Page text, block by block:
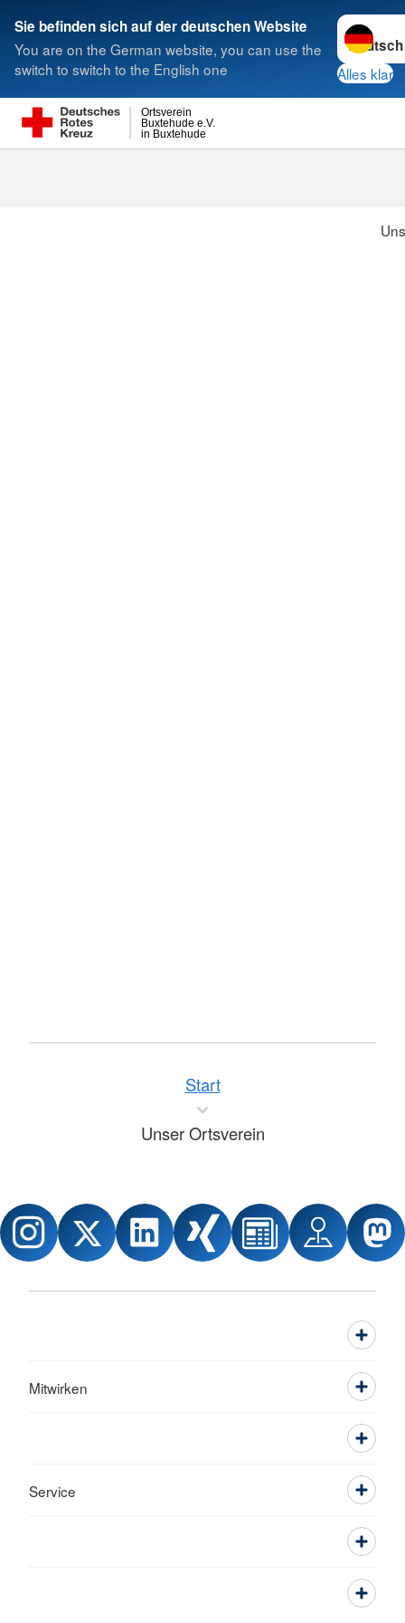
Sie befinden sich auf der deutschen Website
You are on the German website, you can use the
switch to switch to the English one
Sprache
Alles klar
in Buxtehude
Buxtehude e.V.
Ortsverein
Suche
Start
Unser Ortsverein
Mitwirken
Service